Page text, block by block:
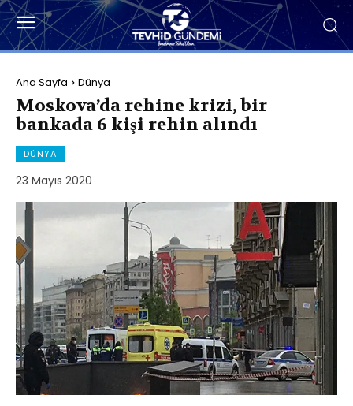
Ana Sayfa Dünya
Moskova’da rehine krizi, bir
bankada 6 kişi rehin alındı
DÜNYA
23 Mayıs 2020